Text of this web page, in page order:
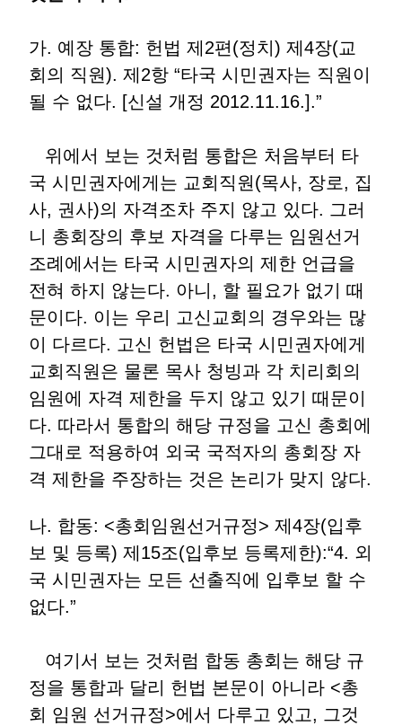
가. 예장 통합: 헌법 제2편(정치) 제4장(교
회의 직원). 제2항 “타국 시민권자는 직원이
될 수 없다. [신설 개정 2012.11.16.].”
위에서 보는 것처럼 통합은 처음부터 타
국 시민권자에게는 교회직원(목사, 장로, 집
사, 권사)의 자격조차 주지 않고 있다. 그러
니 총회장의 후보 자격을 다루는 임원선거
조례에서는 타국 시민권자의 제한 언급을
전혀 하지 않는다. 아니, 할 필요가 없기 때
문이다. 이는 우리 고신교회의 경우와는 많
이 다르다. 고신 헌법은 타국 시민권자에게
교회직원은 물론 목사 청빙과 각 치리회의
임원에 자격 제한을 두지 않고 있기 때문이
다. 따라서 통합의 해당 규정을 고신 총회에
그대로 적용하여 외국 국적자의 총회장 자
격 제한을 주장하는 것은 논리가 맞지 않다.
나. 합동: <총회임원선거규정> 제4장(입후
보 및 등록) 제15조(입후보 등록제한):“4. 외
국 시민권자는 모든 선출직에 입후보 할 수
없다.”
여기서 보는 것처럼 합동 총회는 해당 규
정을 통합과 달리 헌법 본문이 아니라 <총
회 임원 선거규정>에서 다루고 있고, 그것